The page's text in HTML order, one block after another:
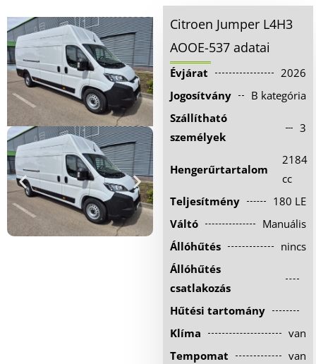
Ponyvás kisteherautó
bérlés
Kisáruszállító bérlés
Kisbusz bérlés
Személyautó bérlés
Hűtőautó bérlés
Feltételek
Szolgáltatások
Gy.i.k.
Kapcsolat
Citroen Jumper L4H3
AOOE-537 adatai
Évjárat
2026
Jogosítvány
B kategória
Szállítható
személyek
3
Hengerűrtartalom
2184
cc
Teljesítmény
180 LE
Váltó
Manuális
Állóhűtés
nincs
Állóhűtés
csatlakozás
Hűtési tartomány
Klíma
van
Tempomat
van